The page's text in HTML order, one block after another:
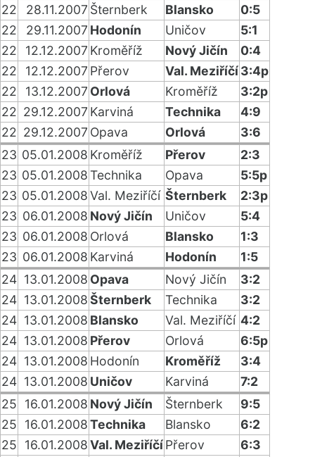
22
28.11.2007 Šternberk Blansko
0:5
22
29.11.2007 Hodonín Uničov
5:1
22
12.12.2007 Kroměříž Nový Jičín
0:4
22
12.12.2007 Přerov Val. Meziříčí3:4p
22
13.12.2007 Orlová Kroměříž
3:2p
22 29.12.2007 Karviná Technika
4:9
22 29.12.2007 Opava Orlová
3:6
23 05.01.2008 Kroměříž Přerov
2:3
23 05.01.2008Technika Opava
5:5p
23 05.01.2008Val. Meziříčí Šternberk
2:3p
23 06.01.2008 Nový Jičín Uničov
5:4
23 06.01.2008 Orlová Blansko
1:3
23 06.01.2008 Karviná Hodonín
1:5
24 13.01.2008 Opava Nový Jičín
3:2
24 13.01.2008Šternberk Technika
3:2
24 13.01.2008 Blansko Val. Meziříčí 4:2
24 13.01.2008 Přerov Orlová
6:5p
24 13.01.2008 Hodonín Kroměříž
3:4
24 13.01.2008 Uničov Karviná
7:2
25
16.01.2008 Nový Jičín Šternberk
9:5
25
16.01.2008Technika Blansko
6:2
25
16.01.2008Val. MeziříčíPřerov
6:3